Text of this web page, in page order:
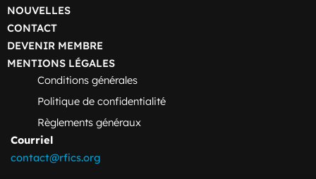
NOUVELLES
CONTACT
DEVENIR MEMBRE
MENTIONS LÉGALES
Conditions générales
Politique de confidentialité
Règlements généraux
Courriel
contact@rfics.org